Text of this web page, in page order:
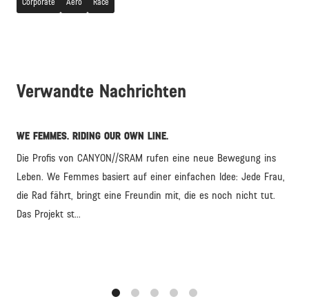
Corporate Aero Race
Verwandte Nachrichten
WE FEMMES. RIDING OUR OWN LINE.
Die Profis von CANYON//SRAM rufen eine neue Bewegung ins
Leben. We Femmes basiert auf einer einfachen Idee: Jede Frau,
die Rad fährt, bringt eine Freundin mit, die es noch nicht tut.
Das Projekt st...